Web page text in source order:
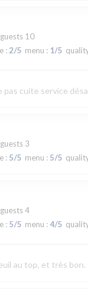
10
: 2/5 menu : 1/5
pas cuite service
3
: 5/5 menu : 5/5
4
: 5/5 menu : 4/5
au top, et très bon.